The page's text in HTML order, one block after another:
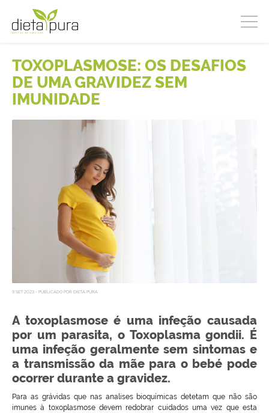
TOXOPLASMOSE: OS DESAFIOS
DE UMA GRAVIDEZ SEM
IMUNIDADE
9 SET 2023 - PUBLICADO POR DIETA PURA
A toxoplasmose é uma infeção causada
por um parasita, o Toxoplasma gondii. É
uma infeção geralmente sem sintomas e
a transmissão da mãe para o bebé pode
ocorrer durante a gravidez.
Para as grávidas que nas analises bioquímicas detetam que não são
imunes à toxoplasmose devem redobrar cuidados uma vez que esta